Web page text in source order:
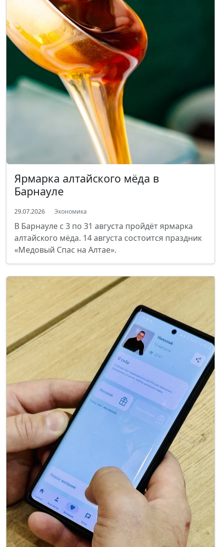
Ярмарка алтайского мёда в
Барнауле
29.07.2026 Экономика
В Барнауле с 3 по 31 августа пройдёт ярмарка
алтайского мёда. 14 августа состоится праздник
«Медовый Спас на Алтае».